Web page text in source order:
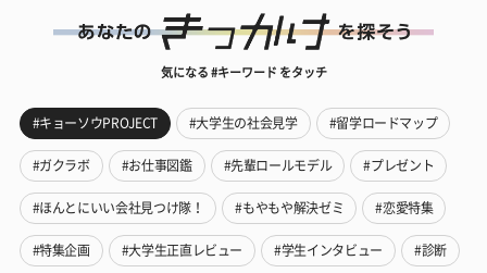
気になる #キーワード をタッチ
#キョーソウPROJECT #大学生の社会見学 #留学ロードマップ
#ガクラボ #お仕事図鑑 #先輩ロールモデル #プレゼント
#ほんとにいい会社見つけ隊！ #もやもや解決ゼミ #恋愛特集
#特集企画 #大学生正直レビュー #学生インタビュー #診断